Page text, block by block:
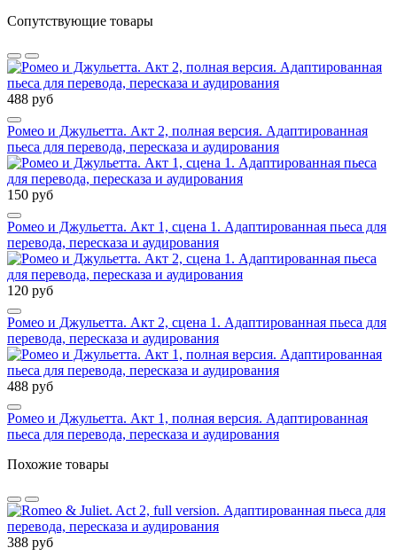
Сопутствующие товары
488 руб
Ромео и Джульетта. Акт 2, полная версия. Адаптированная
пьеса для перевода, пересказа и аудирования
150 руб
Ромео и Джульетта. Акт 1, сцена 1. Адаптированная пьеса для
перевода, пересказа и аудирования
120 руб
Ромео и Джульетта. Акт 2, сцена 1. Адаптированная пьеса для
перевода, пересказа и аудирования
488 руб
Ромео и Джульетта. Акт 1, полная версия. Адаптированная
пьеса для перевода, пересказа и аудирования
Похожие товары
388 руб